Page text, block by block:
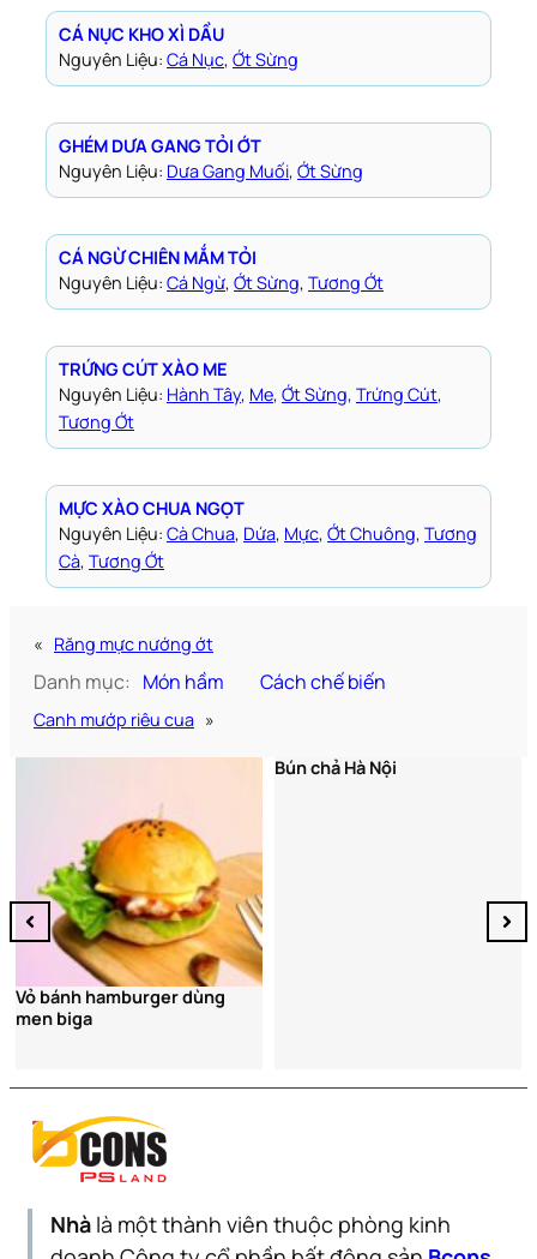
CÁ NỤC KHO XÌ DẦU
Nguyên Liệu: Cá Nục, Ớt Sừng
GHÉM DƯA GANG TỎI ỚT
Nguyên Liệu: Dưa Gang Muối, Ớt Sừng
CÁ NGỪ CHIÊN MẮM TỎI
Nguyên Liệu: Cá Ngừ, Ớt Sừng, Tương Ớt
TRỨNG CÚT XÀO ME
Nguyên Liệu: Hành Tây, Me, Ớt Sừng, Trứng Cút
Tương Ớt
MỰC XÀO CHUA NGỌT
Nguyên Liệu: Cà Chua, Dứa, Mực, Ớt Chuông, Tương
Cà, Tương Ớt
« Răng mực nướng ớt
Danh mục: Món hầm Cách chế biến
Canh mướp riêu cua »
Vỏ bánh hamburger dùng
men biga
Bún chả Hà Nội
Nhà là một thành viên thuộc phòng kinh